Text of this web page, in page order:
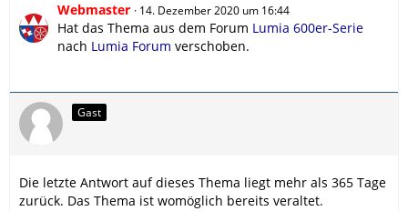
Webmaster 14. Dezember 2020 um 16:44
Hat das Thema aus dem Forum Lumia 600er-Serie
nach Lumia Forum verschoben.
Gast
Die letzte Antwort auf dieses Thema liegt mehr als 365 Tage
zurück. Das Thema ist womöglich bereits veraltet.